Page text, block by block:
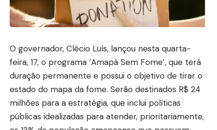
O governador, Clécio Luís, lançou nesta quarta-
feira, 17, o programa ‘Amapá Sem Fome’, que terá
duração permanente e possui o objetivo de tirar o
estado do mapa da fome. Serão destinados R$ 24
milhões para a estratégia, que inclui políticas
públicas idealizadas para atender, prioritariamente,